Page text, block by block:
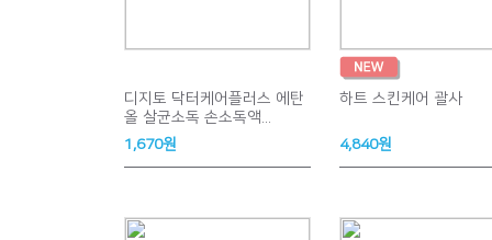
디지토 닥터케어플러스 에탄
올 살균소독 손소독액...
1,670원
하트 스킨케어 괄사
4,840원